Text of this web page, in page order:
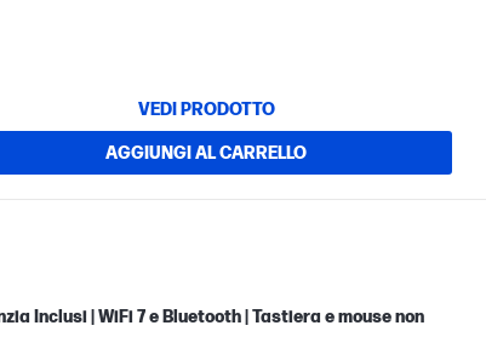
VEDI PRODOTTO
AGGIUNGI AL CARRELLO
Inclusi | WiFi 7 e Bluetooth | Tastiera e mouse non